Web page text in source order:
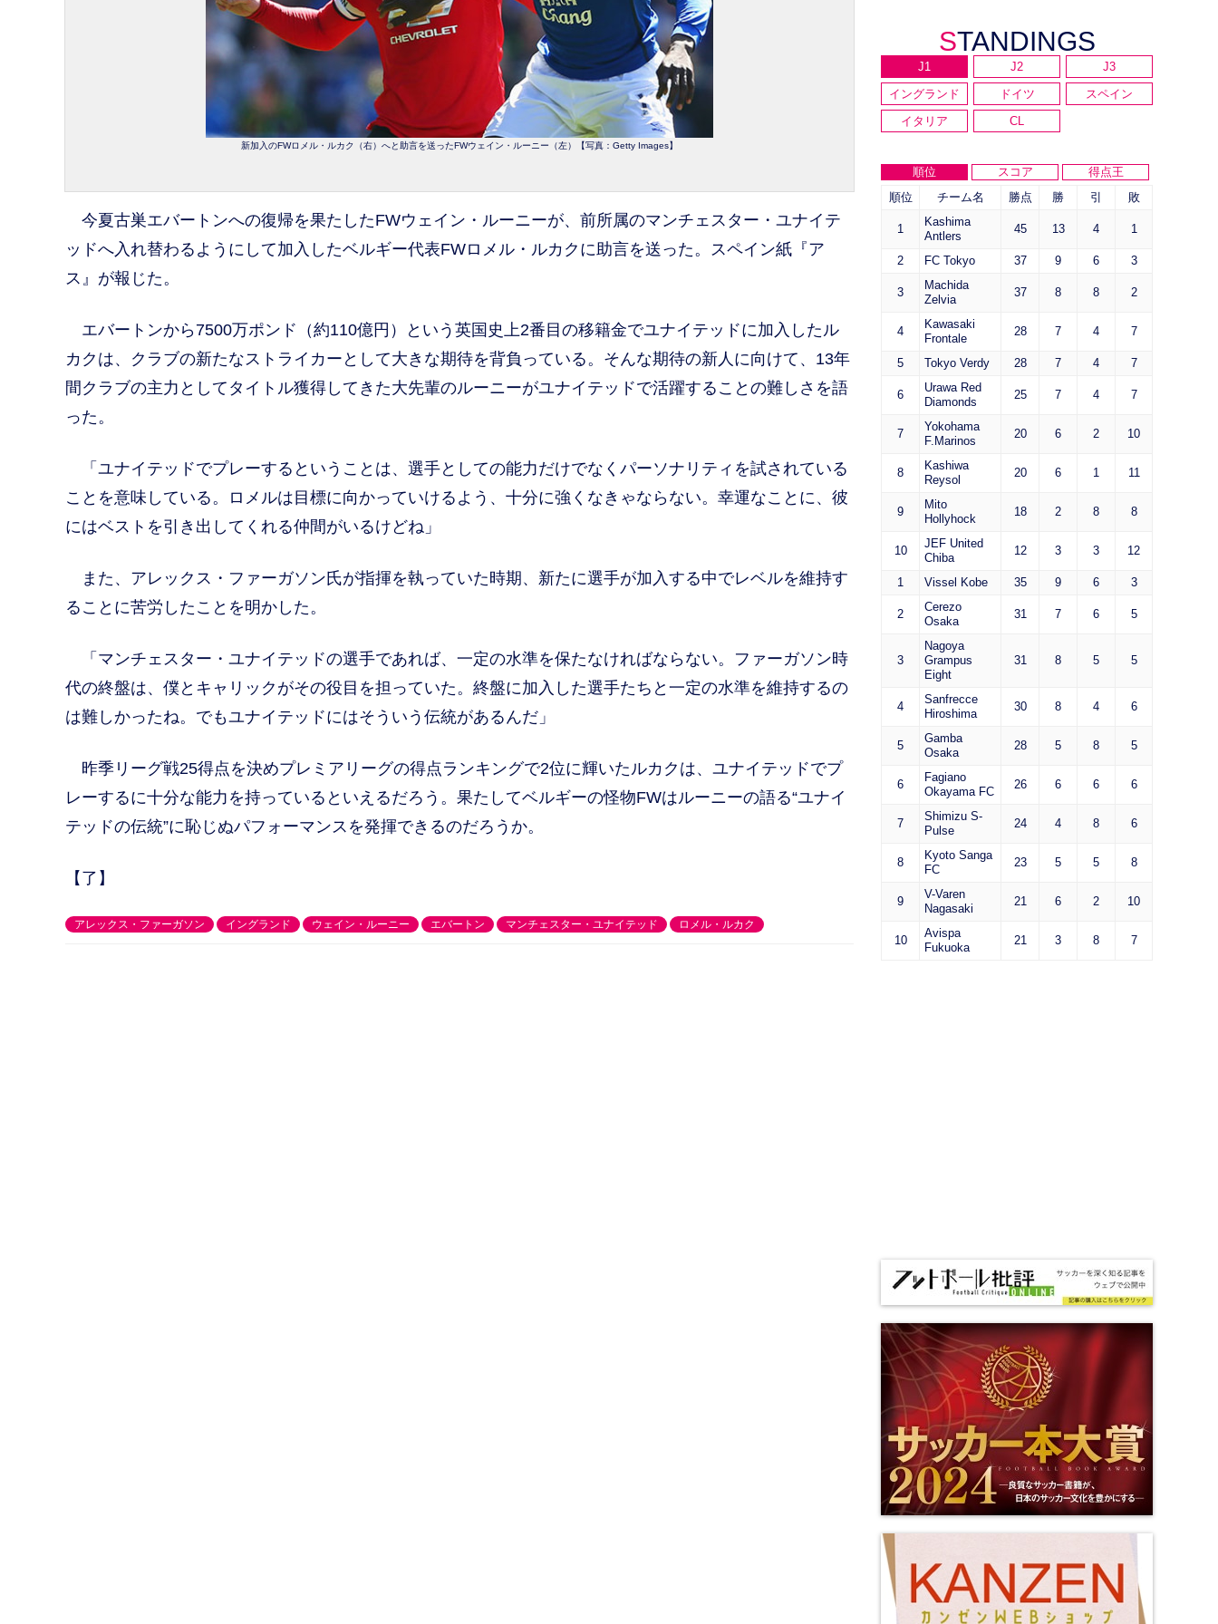
新加入のFWロメル・ルカク（右）へと助言を送ったFWウェイン・ルーニー（左）【写真：Getty Images】
今夏古巣エバートンへの復帰を果たしたFWウェイン・ルーニーが、前所属のマンチェスター・ユナイテ
ッドへ入れ替わるようにして加入したベルギー代表FWロメル・ルカクに助言を送った。スペイン紙『ア
ス』が報じた。
エバートンから7500万ポンド（約110億円）という英国史上2番目の移籍金でユナイテッドに加入したル
カクは、クラブの新たなストライカーとして大きな期待を背負っている。そんな期待の新人に向けて、13年
間クラブの主力としてタイトル獲得してきた大先輩のルーニーがユナイテッドで活躍することの難しさを語
った。
「ユナイテッドでプレーするということは、選手としての能力だけでなくパーソナリティを試されている
ことを意味している。ロメルは目標に向かっていけるよう、十分に強くなきゃならない。幸運なことに、彼
にはベストを引き出してくれる仲間がいるけどね」
また、アレックス・ファーガソン氏が指揮を執っていた時期、新たに選手が加入する中でレベルを維持す
ることに苦労したことを明かした。
「マンチェスター・ユナイテッドの選手であれば、一定の水準を保たなければならない。ファーガソン時
代の終盤は、僕とキャリックがその役目を担っていた。終盤に加入した選手たちと一定の水準を維持するの
は難しかったね。でもユナイテッドにはそういう伝統があるんだ」
昨季リーグ戦25得点を決めプレミアリーグの得点ランキングで2位に輝いたルカクは、ユナイテッドでプ
レーするに十分な能力を持っているといえるだろう。果たしてベルギーの怪物FWはルーニーの語る“ユナイ
テッドの伝統”に恥じぬパフォーマンスを発揮できるのだろうか。
【了】
アレックス・ファーガソン イングランド ウェイン・ルーニー エバートン マンチェスター・ユナイテッド ロメル・ルカク
STANDINGS
J1 J2
J3
イングランド
ドイツ
スペイン
イタリア
CL
順位 スコア
得点王
順位
チーム名 勝点 勝 引 敗
1
Kashima
Antlers
45 13 4 1
2 FC Tokyo 37 9 6 3
3
Machida
Zelvia
37 8 8 2
4
Kawasaki
Frontale
28 7 4 7
5 Tokyo Verdy 28 7 4 7
6
Urawa Red
Diamonds
25 7 4 7
7
Yokohama
F.Marinos
20 6 2 10
8
Kashiwa
Reysol
20 6 1 11
9
Mito
Hollyhock
18 2 8 8
10
JEF United
Chiba
12 3 3 12
1 Vissel Kobe 35 9 6 3
2
Cerezo
Osaka
31 7 6 5
3
Nagoya
Grampus
Eight
31 8 5 5
4
Sanfrecce
Hiroshima
30 8 4 6
5
Gamba
Osaka
28 5 8 5
6
Fagiano
Okayama FC
26 6 6 6
7
Shimizu S-
Pulse
24 4 8 6
8
Kyoto Sanga
FC
23 5 5 8
9
V-Varen
Nagasaki
21 6 2 10
10
Avispa
Fukuoka
21 3 8 7